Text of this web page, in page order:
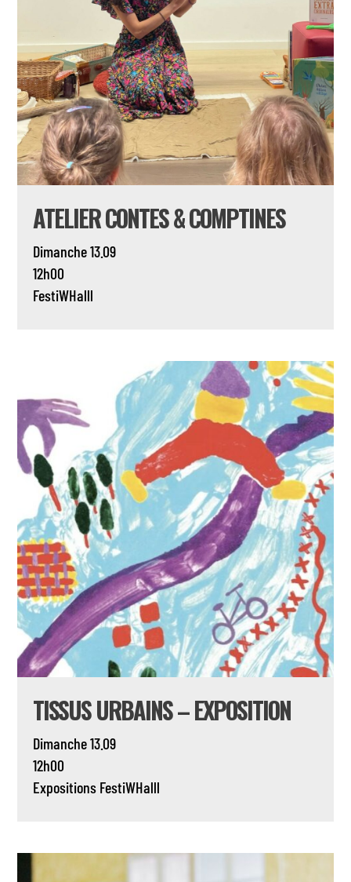
ATELIER CONTES & COMPTINES
Dimanche 13.09
12h00
FestiWHalll
TISSUS URBAINS – EXPOSITION
Dimanche 13.09
12h00
Expositions FestiWHalll